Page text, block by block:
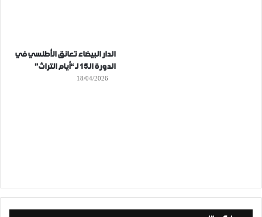
الدار البيضاء تعانق الأطلسي في
الدورة الـ15 لـ “أيام التراث”
18/04/2026